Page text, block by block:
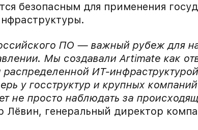
безопасным для применения
ПО — важный рубеж для
Мы создавали Artimate как
распределенной ИТ-
у госструктур и крупных
не просто наблюдать за
генеральный директор